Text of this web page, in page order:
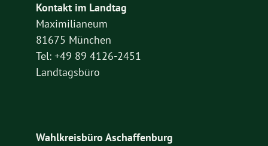
Kontakt im Landtag
Maximilianeum
81675 München
Tel: +49 89 4126-2451
Landtagsbüro
Wahlkreisbüro Aschaffenburg